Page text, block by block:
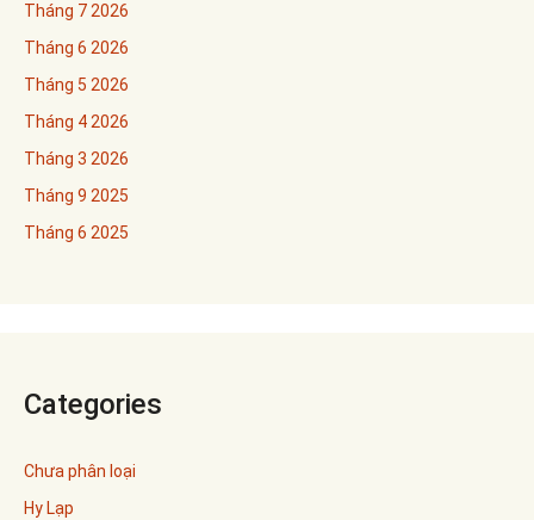
Tháng 7 2026
Tháng 6 2026
Tháng 5 2026
Tháng 4 2026
Tháng 3 2026
Tháng 9 2025
Tháng 6 2025
Categories
Chưa phân loại
Hy Lạp